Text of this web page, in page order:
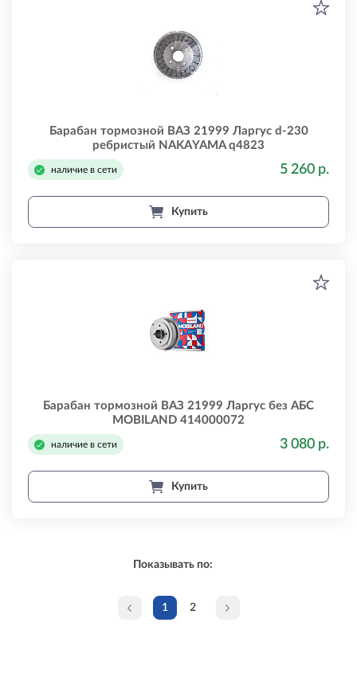
Барабан тормозной ВАЗ 21999 Ларгус d-230
ребристый NAKAYAMA q4823
наличие в сети 5 260 р.
Купить
Барабан тормозной ВАЗ 21999 Ларгус без АБС
MOBILAND 414000072
наличие в сети 3 080 р.
Купить
Показывать по:
1 2